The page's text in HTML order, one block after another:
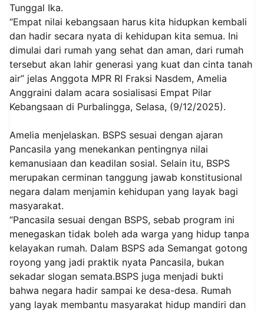
Tunggal Ika.
“Empat nilai kebangsaan harus kita hidupkan kembali
dan hadir secara nyata di kehidupan kita semua. Ini
dimulai dari rumah yang sehat dan aman, dari rumah
tersebut akan lahir generasi yang kuat dan cinta tanah
air” jelas Anggota MPR RI Fraksi Nasdem, Amelia
Anggraini dalam acara sosialisasi Empat Pilar
Kebangsaan di Purbalingga, Selasa, (9/12/2025).
Amelia menjelaskan. BSPS sesuai dengan ajaran
Pancasila yang menekankan pentingnya nilai
kemanusiaan dan keadilan sosial. Selain itu, BSPS
merupakan cerminan tanggung jawab konstitusional
negara dalam menjamin kehidupan yang layak bagi
masyarakat.
“Pancasila sesuai dengan BSPS, sebab program ini
menegaskan tidak boleh ada warga yang hidup tanpa
kelayakan rumah. Dalam BSPS ada Semangat gotong
royong yang jadi praktik nyata Pancasila, bukan
sekadar slogan semata.BSPS juga menjadi bukti
bahwa negara hadir sampai ke desa-desa. Rumah
yang layak membantu masyarakat hidup mandiri dan